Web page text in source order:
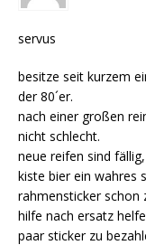
servus
besitze seit kurzem
der 80´er.
nach einer großen
nicht schlecht.
neue reifen sind
kiste bier ein wahres
rahmensticker schon
hilfe nach ersatz
paar sticker zu